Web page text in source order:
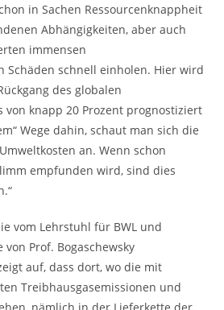
in Sachen Ressourcenknappheit
Abhängigkeiten, aber auch
immensen
Schäden schnell einholen. Hier wird
des globalen
knapp 20 Prozent prognostiziert
Wege dahin, schaut man sich die
an. Wenn schon
empfunden wird, sind dies
vom Lehrstuhl für BWL und
Prof. Bogaschewsky
auf, dass dort, wo die mit
Treibhausgasemissionen und